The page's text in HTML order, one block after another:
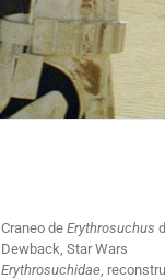
Craneo de Erythrosuchus
Dewback, Star Wars
Erythrosuchidae,